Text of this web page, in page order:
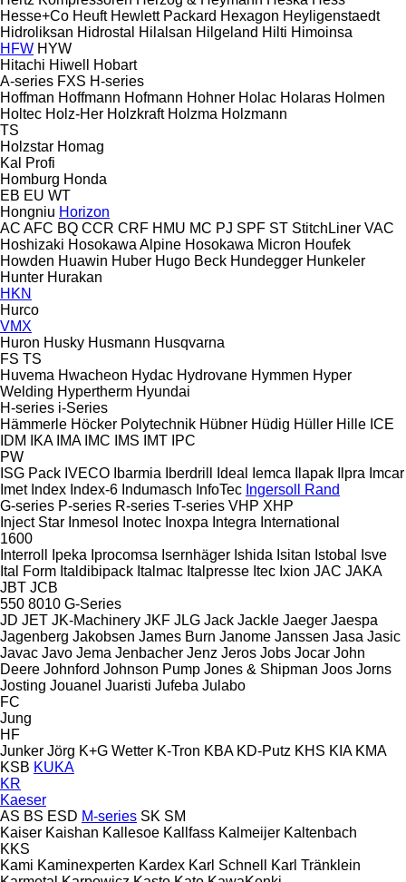
Hesse+Co Heuft Hewlett Packard Hexagon Heyligenstaedt
Hidroliksan Hidrostal Hilalsan Hilgeland Hilti Himoinsa
HFW HYW
Hitachi Hiwell
Hobart
A-series FXS H-series
Hoffman Hoffmann Hofmann Hohner Holac Holaras Holmen
Holtec Holz-Her Holzkraft Holzma Holzmann
TS
Holzstar Homag
Kal
Profi
Homburg Honda
EB EU WT
Hongniu Horizon
AC AFC BQ CCR CRF HMU MC PJ SPF ST StitchLiner VAC
Hoshizaki Hosokawa Alpine Hosokawa Micron Houfek
Howden Huawin Huber Hugo Beck Hundegger Hunkeler
Hunter Hurakan
HKN
Hurco
VMX
Huron Husky Husmann Husqvarna
FS TS
Huvema Hwacheon Hydac Hydrovane Hymmen Hyper
Welding Hypertherm Hyundai
H-series i-Series
Hämmerle Höcker Polytechnik Hübner Hüdig Hüller Hille ICE
IDM
IKA IMA IMC IMS IMT IPC
PW
ISG Pack IVECO Ibarmia Iberdrill Ideal Iemca Ilapak Ilpra Imcar
Imet Index Index-6 Indumasch InfoTec Ingersoll Rand
G-series P-series R-series T-series VHP XHP
Inject Star Inmesol Inotec Inoxpa Integra International
1600
Interroll
Ipeka Iprocomsa Isernhäger Ishida Isitan Istobal
Isve
Ital Form Italdibipack Italmac Italpresse Itec Ixion JAC JAKA
JBT JCB
550 8010 G-Series
JD JET JK-Machinery JKF JLG Jack Jackle Jaeger Jaespa
Jagenberg Jakobsen James Burn Janome Janssen Jasa Jasic
Javac Javo Jema Jenbacher Jenz Jeros Jobs Jocar John
Deere Johnford Johnson Pump Jones & Shipman Joos Jorns
Josting Jouanel Juaristi Jufeba Julabo
FC
Jung
HF
Junker Jörg K+G Wetter K-Tron KBA KD-Putz KHS KIA KMA
KSB KUKA
KR
Kaeser
AS BS ESD M-series SK SM
Kaiser Kaishan Kallesoe Kallfass Kalmeijer Kaltenbach
KKS
Kami Kaminexperten Kardex Karl Schnell
Karl Tränklein